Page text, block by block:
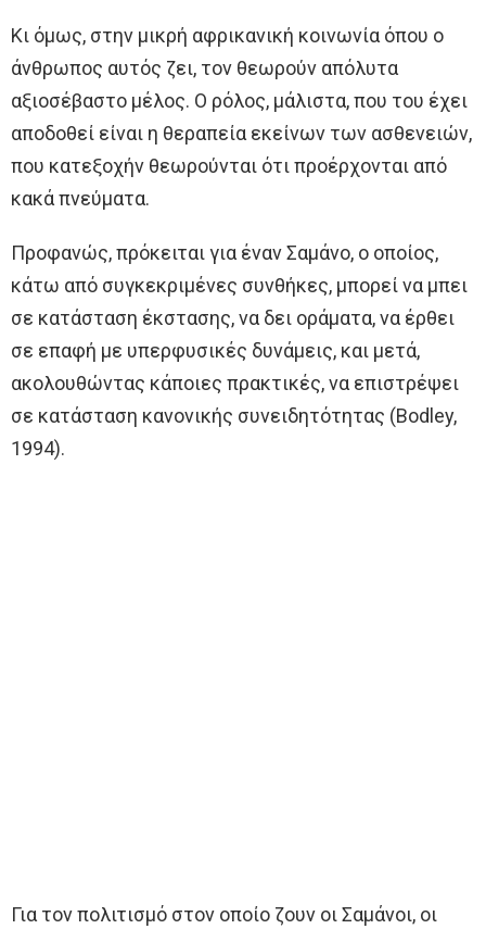
Κι όμως, στην μικρή αφρικανική κοινωνία όπου ο
άνθρωπος αυτός ζει, τον θεωρούν απόλυτα
αξιοσέβαστο μέλος. Ο ρόλος, μάλιστα, που του έχει
αποδοθεί είναι η θεραπεία εκείνων των ασθενειών,
που κατεξοχήν θεωρούνται ότι προέρχονται από
κακά πνεύματα.
Προφανώς, πρόκειται για έναν Σαμάνο, ο οποίος,
κάτω από συγκεκριμένες συνθήκες, μπορεί να μπει
σε κατάσταση έκστασης, να δει οράματα, να έρθει
σε επαφή με υπερφυσικές δυνάμεις, και μετά,
ακολουθώντας κάποιες πρακτικές, να επιστρέψει
σε κατάσταση κανονικής συνειδητότητας (Bodley,
1994).
Για τον πολιτισμό στον οποίο ζουν οι Σαμάνοι, οι